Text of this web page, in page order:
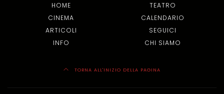
HOME
TEATRO
CINEMA
CALENDARIO
ARTICOLI
SEGUICI
INFO
CHI SIAMO
TORNA ALL'INIZIO DELLA PAGINA